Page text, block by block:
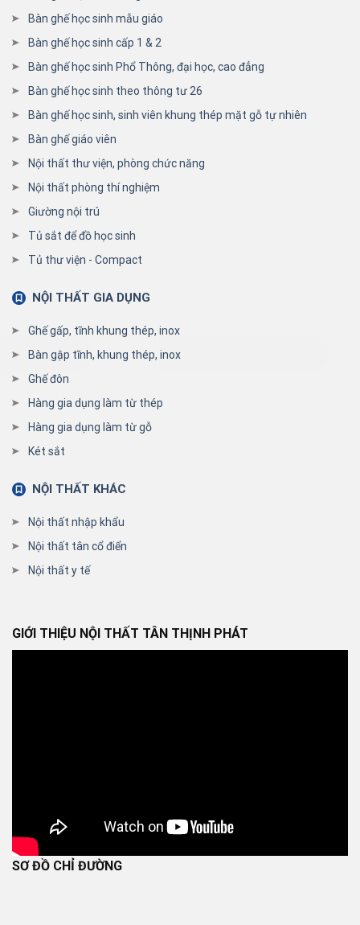
Bàn ghế học sinh mẫu giáo
Bàn ghế học sinh cấp 1 & 2
Bàn ghế học sinh Phổ Thông, đại học, cao đẳng
Bàn ghế học sinh theo thông tư 26
Bàn ghế học sinh, sinh viên khung thép mặt gỗ tự nhiên
Bàn ghế giáo viên
Nội thất thư viện, phòng chức năng
Nội thất phòng thí nghiệm
Giường nội trú
Tủ sắt để đồ học sinh
Tủ thư viện - Compact
NỘI THẤT GIA DỤNG
Ghế gấp, tĩnh khung thép, inox
Bàn gập tĩnh, khung thép, inox
Ghế đôn
Hàng gia dụng làm từ thép
Hàng gia dụng làm từ gỗ
Két sắt
NỘI THẤT KHÁC
Nội thất nhập khẩu
Nội thất tân cổ điển
Nội thất y tế
GIỚI THIỆU NỘI THẤT TÂN THỊNH PHÁT
SƠ ĐỒ CHỈ ĐƯỜNG